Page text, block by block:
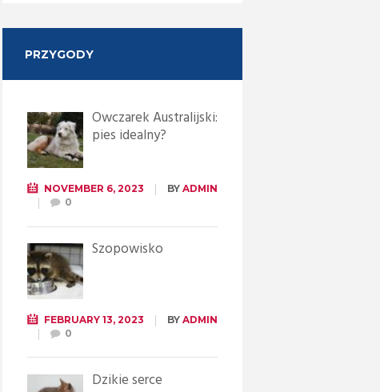
PRZYGODY
Owczarek Australijski:
pies idealny?
NOVEMBER 6, 2023 BY ADMIN
0
Szopowisko
FEBRUARY 13, 2023 BY ADMIN
0
Dzikie serce